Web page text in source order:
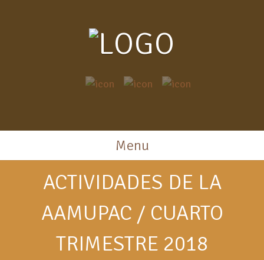
Menu
ACTIVIDADES DE LA
AAMUPAC / CUARTO
TRIMESTRE 2018